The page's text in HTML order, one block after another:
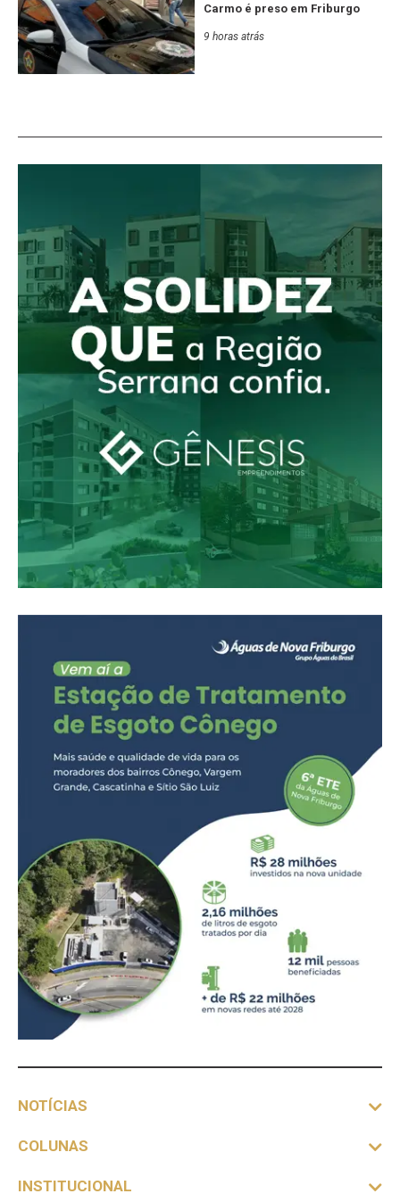
Carmo é preso em Friburgo
9 horas atrás
NOTÍCIAS
COLUNAS
INSTITUCIONAL